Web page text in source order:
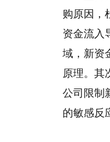
购原因，
资金流入
域，新资
原理。其
公司限制
的敏感反